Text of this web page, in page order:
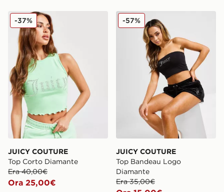
JUICY COUTURE Top Corto Diamante
JUICY COUTURE
Top Corto Diamante
Era 40,00€
Ora 25,00€
-37% JUICY COUTURE Top
JUICY COUTURE
Top Bandeau Logo
Diamante
Era 35,00€
-57%